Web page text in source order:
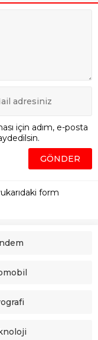
için adım, e-posta
form